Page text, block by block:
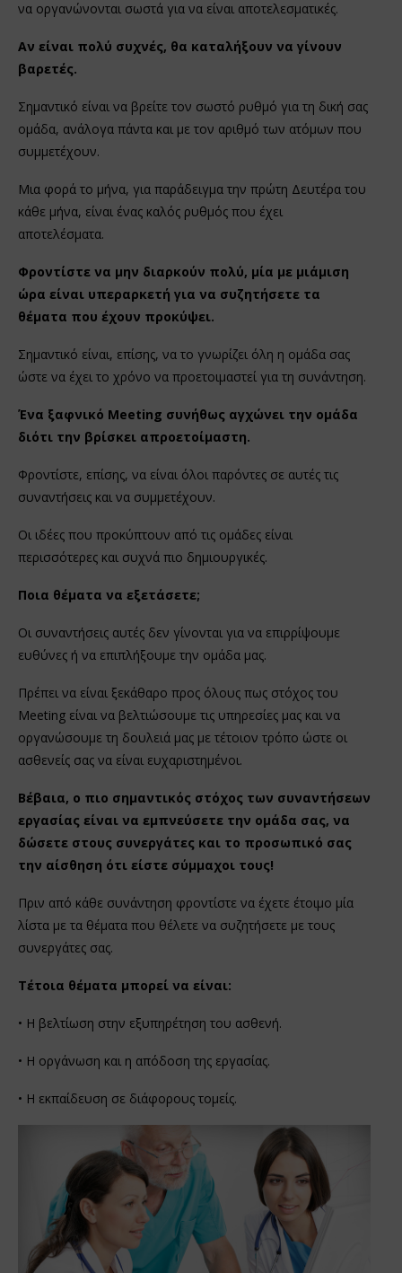
να οργανώνονται σωστά για να είναι αποτελεσματικές.
Αν είναι πολύ συχνές, θα καταλήξουν να γίνουν
βαρετές.
Σημαντικό είναι να βρείτε τον σωστό ρυθμό για τη δική σας
ομάδα, ανάλογα πάντα και με τον αριθμό των ατόμων που
συμμετέχουν.
Μια φορά το μήνα, για παράδειγμα την πρώτη Δευτέρα του
κάθε μήνα, είναι ένας καλός ρυθμός που έχει
αποτελέσματα.
Φροντίστε να μην διαρκούν πολύ, μία με μιάμιση
ώρα είναι υπεραρκετή για να συζητήσετε τα
θέματα που έχουν προκύψει.
Σημαντικό είναι, επίσης, να το γνωρίζει όλη η ομάδα σας
ώστε να έχει το χρόνο να προετοιμαστεί για τη συνάντηση.
Ένα ξαφνικό Meeting συνήθως αγχώνει την ομάδα
διότι την βρίσκει απροετοίμαστη.
Φροντίστε, επίσης, να είναι όλοι παρόντες σε αυτές τις
συναντήσεις και να συμμετέχουν.
Οι ιδέες που προκύπτουν από τις ομάδες είναι
περισσότερες και συχνά πιο δημιουργικές.
Ποια θέματα να εξετάσετε;
Οι συναντήσεις αυτές δεν γίνονται για να επιρρίψουμε
ευθύνες ή να επιπλήξουμε την ομάδα μας.
Πρέπει να είναι ξεκάθαρο προς όλους πως στόχος του
Meeting είναι να βελτιώσουμε τις υπηρεσίες μας και να
οργανώσουμε τη δουλειά μας με τέτοιον τρόπο ώστε οι
ασθενείς σας να είναι ευχαριστημένοι.
Βέβαια, ο πιο σημαντικός στόχος των συναντήσεων
εργασίας είναι να εμπνεύσετε την ομάδα σας, να
δώσετε στους συνεργάτες και το προσωπικό σας
την αίσθηση ότι είστε σύμμαχοι τους!
Πριν από κάθε συνάντηση φροντίστε να έχετε έτοιμο μία
λίστα με τα θέματα που θέλετε να συζητήσετε με τους
συνεργάτες σας.
Τέτοια θέματα μπορεί να είναι:
• Η βελτίωση στην εξυπηρέτηση του ασθενή.
• Η οργάνωση και η απόδοση της εργασίας.
• Η εκπαίδευση σε διάφορους τομείς.